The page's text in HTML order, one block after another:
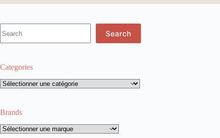
Search
results
Categories
Categories
Brands
Brands